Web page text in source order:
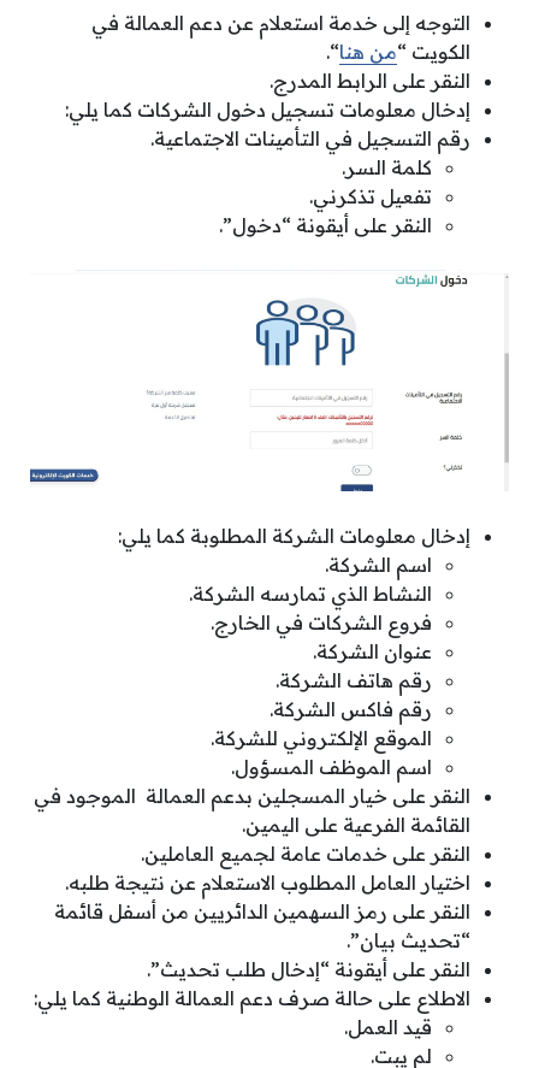
التوجه إلى خدمة استعلام عن دعم العمالة في
الكويت “من هنا“.
النقر على الرابط المدرج.
إدخال معلومات تسجيل دخول الشركات كما يلي:
رقم التسجيل في التأمينات الاجتماعية.
كلمة السر.
تفعيل تذكرني.
النقر على أيقونة “دخول”.
إدخال معلومات الشركة المطلوبة كما يلي:
اسم الشركة.
النشاط الذي تمارسه الشركة.
فروع الشركات في الخارج.
عنوان الشركة.
رقم هاتف الشركة.
رقم فاكس الشركة.
الموقع الإلكتروني للشركة.
اسم الموظف المسؤول.
النقر على خيار المسجلين بدعم العمالة الموجود في
القائمة الفرعية على اليمين.
النقر على خدمات عامة لجميع العاملين.
اختيار العامل المطلوب الاستعلام عن نتيجة طلبه.
النقر على رمز السهمين الدائريين من أسفل قائمة
“تحديث بيان”.
النقر على أيقونة “إدخال طلب تحديث”.
الاطلاع على حالة صرف دعم العمالة الوطنية كما يلي:
قيد العمل.
لم يبت.